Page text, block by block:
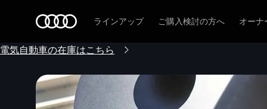
ラインアップ ご購入検討の方へ オーナ
電気自動車の在庫はこちら